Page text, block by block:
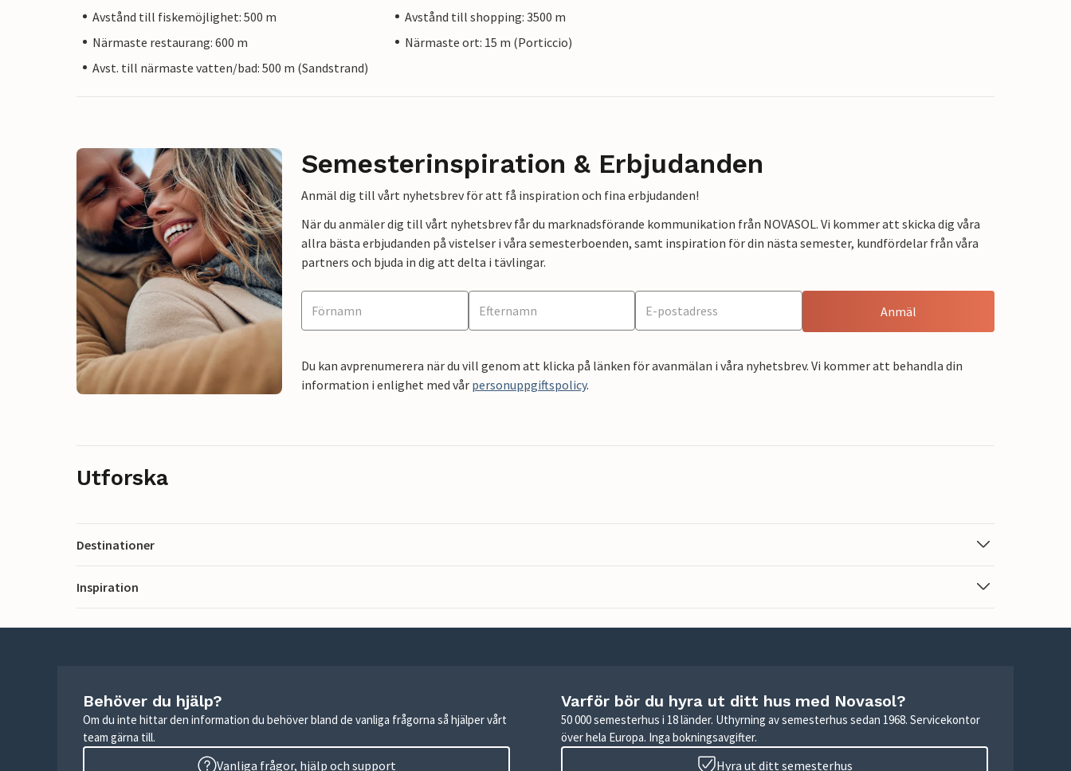
Avstånd till fiskemöjlighet: 500 m
Avstånd till shopping: 3500 m
Närmaste restaurang: 600 m
Närmaste ort: 15 m (Porticcio)
Avst. till närmaste vatten/bad: 500 m (Sandstrand)
Semesterinspiration & Erbjudanden
Anmäl dig till vårt nyhetsbrev för att få inspiration och fina erbjudanden!
När du anmäler dig till vårt nyhetsbrev får du marknadsförande kommunikation från NOVASOL. Vi kommer att skicka dig våra
allra bästa erbjudanden på vistelser i våra semesterboenden, samt inspiration för din nästa semester, kundfördelar från våra
partners och bjuda in dig att delta i tävlingar.
Anmäl
Du kan avprenumerera när du vill genom att klicka på länken för avanmälan i våra nyhetsbrev. Vi kommer att behandla din
information i enlighet med vår personuppgiftspolicy.
Utforska
Destinationer
Inspiration
Behöver du hjälp?
Om du inte hittar den information du behöver bland de vanliga frågorna så hjälper vårt
team gärna till.
Vanliga frågor, hjälp och support
Varför bör du hyra ut ditt hus med Novasol?
50 000 semesterhus i 18 länder. Uthyrning av semesterhus sedan 1968. Servicekontor
över hela Europa. Inga bokningsavgifter.
Hyra ut ditt semesterhus